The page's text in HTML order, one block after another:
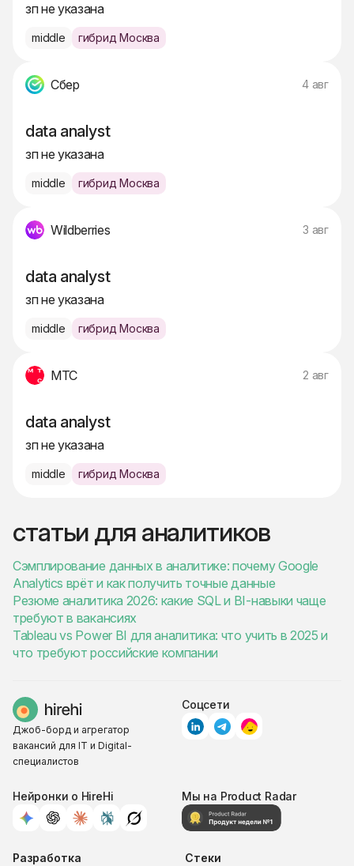
зп не указана
middle гибрид Москва
Сбер 4 авг
data analyst
зп не указана
middle гибрид Москва
Wildberries 3 авг
data analyst
зп не указана
middle гибрид Москва
МТС 2 авг
data analyst
зп не указана
middle гибрид Москва
статьи для аналитиков
Сэмплирование данных в аналитике: почему Google
Analytics врёт и как получить точные данные
Резюме аналитика 2026: какие SQL и BI-навыки чаще
требуют в вакансиях
Tableau vs Power BI для аналитика: что учить в 2025 и
что требуют российские компании
Джоб-борд и агрегатор
вакансий для IT и Digital-
специалистов
Соцсети
Нейронки о HireHi Мы на Product Radar
Разработка Стеки